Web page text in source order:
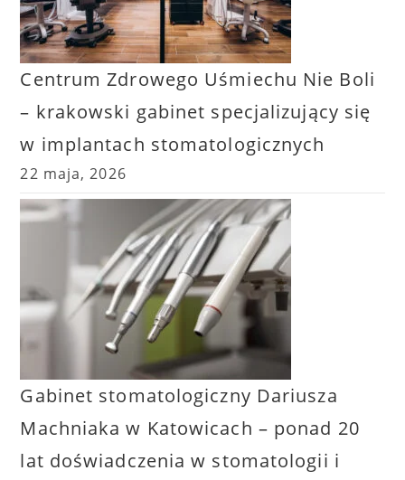
Centrum Zdrowego Uśmiechu Nie Boli
– krakowski gabinet specjalizujący się
w implantach stomatologicznych
22 maja, 2026
Gabinet stomatologiczny Dariusza
Machniaka w Katowicach – ponad 20
lat doświadczenia w stomatologii i